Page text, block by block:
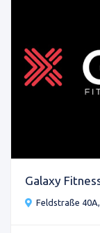
Galaxy
Feldstraße